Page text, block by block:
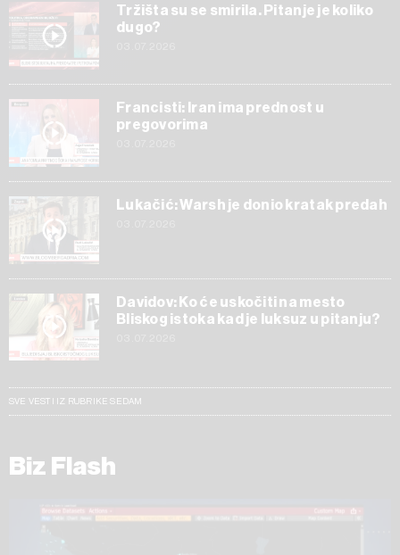
Tržišta su se smirila. Pitanje je koliko
dugo?
Francisti: Iran ima prednost u
pregovorima
Lukačić: Warsh je donio kratak predah
Davidov: Ko će uskočiti na mesto
Bliskog istoka kad je luksuz u pitanju?
SVE VESTI IZ RUBRIKE SEDAM
Biz Flash